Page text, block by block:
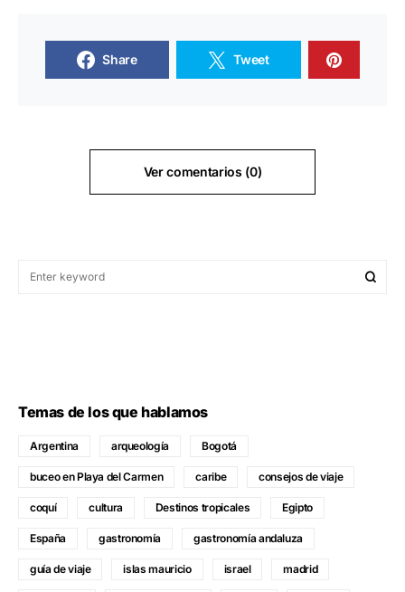
Share Tweet
Ver comentarios (0)
Temas de los que hablamos
Argentina arqueología Bogotá
buceo en Playa del Carmen caribe consejos de viaje
coquí cultura Destinos tropicales Egipto
España gastronomía gastronomía andaluza
guía de viaje islas mauricio israel madrid